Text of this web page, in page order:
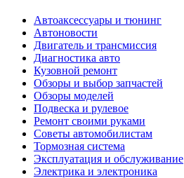
Автоаксессуары и тюнинг
Автоновости
Двигатель и трансмиссия
Диагностика авто
Кузовной ремонт
Обзоры и выбор запчастей
Обзоры моделей
Подвеска и рулевое
Ремонт своими руками
Советы автомобилистам
Тормозная система
Эксплуатация и обслуживание
Электрика и электроника